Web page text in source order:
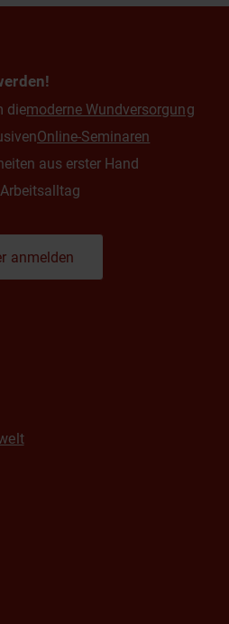
diemoderne Wundversorgung
Online-Seminaren
aus erster Hand
anmelden